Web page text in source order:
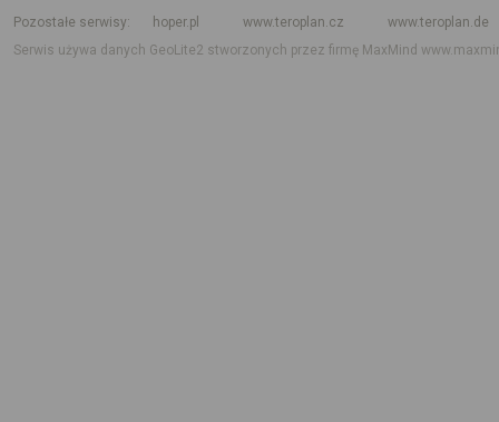
Pozostałe serwisy
hoper.pl www.teroplan.cz
www.teroplan.de
Serwis używa danych GeoLite2 stworzonych przez firmę MaxMind